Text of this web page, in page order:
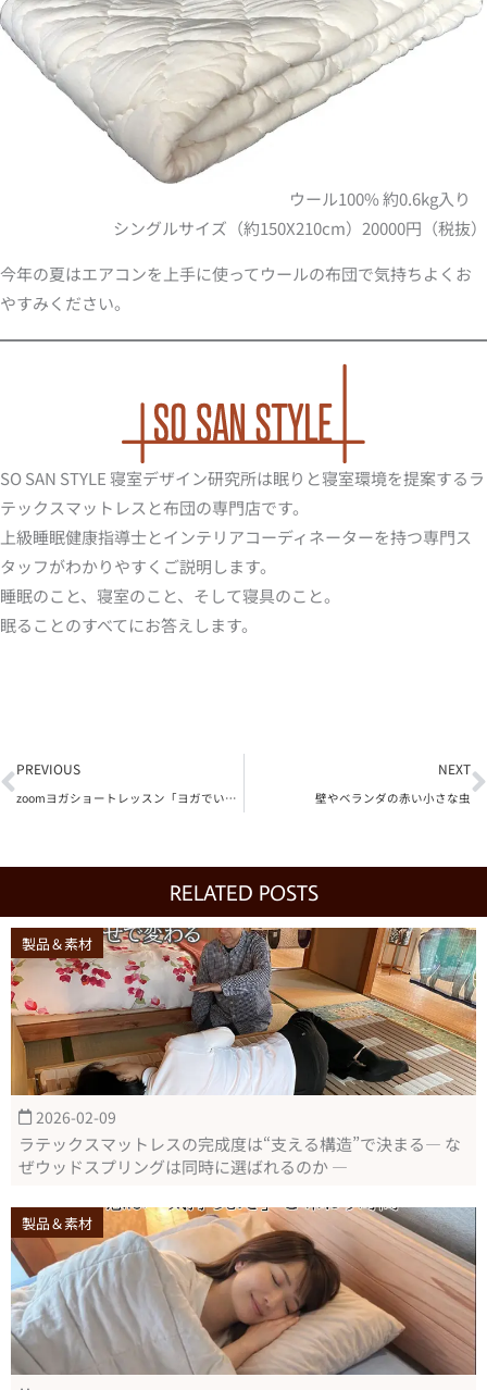
ウール100% 約0.6kg入り
シングルサイズ（約150X210cm）20000円（税抜）
今年の夏はエアコンを上手に使ってウールの布団で気持ちよくお
やすみください。
SO SAN STYLE 寝室デザイン研究所は眠りと寝室環境を提案するラ
テックスマットレスと布団の専門店です。
上級睡眠健康指導士とインテリアコーディネーターを持つ専門ス
タッフがわかりやすくご説明します。
睡眠のこと、寝室のこと、そして寝具のこと。
眠ることのすべてにお答えします。
PREVIOUS
zoomヨガショートレッスン「ヨガでいい眠り」開催しました
NEXT
壁やベランダの赤い小さな虫
RELATED POSTS
製品＆素材
2026-02-09
ラテックスマットレスの完成度は“支える構造”で決まる― な
ぜウッドスプリングは同時に選ばれるのか ―
製品＆素材